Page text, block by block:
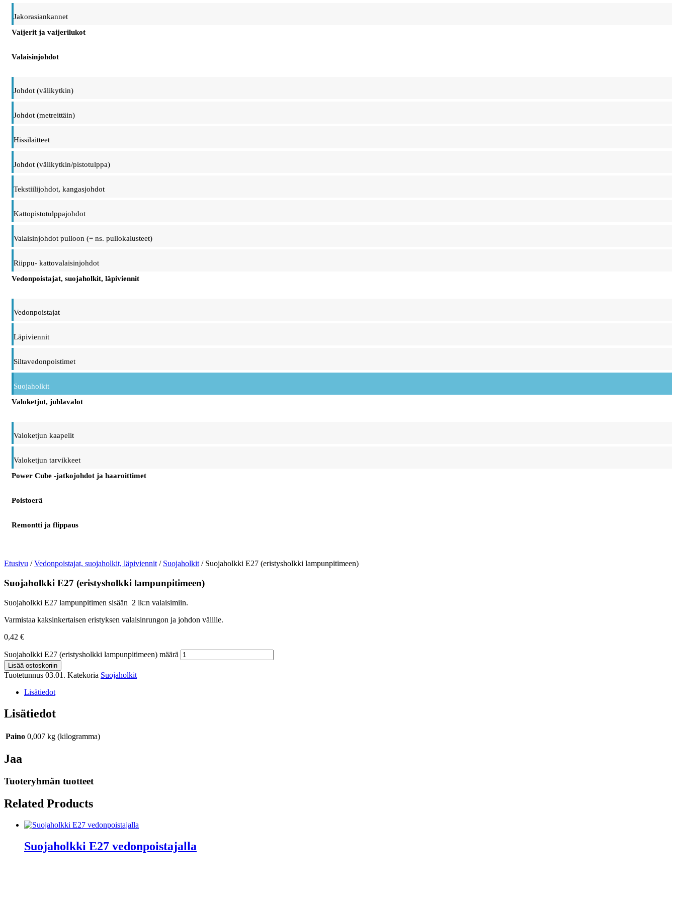
Jakorasiankannet
Vaijerit ja vaijerilukot
Valaisinjohdot
Johdot (välikytkin)
Johdot (metreittäin)
Hissilaitteet
Johdot (välikytkin/pistotulppa)
Tekstiilijohdot, kangasjohdot
Kattopistotulppajohdot
Valaisinjohdot pulloon (= ns. pullokalusteet)
Riippu- kattovalaisinjohdot
Vedonpoistajat, suojaholkit, läpiviennit
Vedonpoistajat
Läpiviennit
Siltavedonpoistimet
Suojaholkit
Valoketjut, juhlavalot
Valoketjun kaapelit
Valoketjun tarvikkeet
Power Cube -jatkojohdot ja haaroittimet
Poistoerä
Remontti ja flippaus
Etusivu /Vedonpoistajat, suojaholkit, läpiviennit / Suojaholkit / Suojaholkki E27 (eristysholkki lampunpitimeen)
Suojaholkki E27 (eristysholkki lampunpitimeen)
Suojaholkki E27 lampunpitimen sisään 2 lk:n valaisimiin.
Varmistaa kaksinkertaisen eristyksen valaisinrungon ja johdon välille.
0,42 €
Suojaholkki E27 (eristysholkki lampunpitimeen) määrä
Lisää ostoskoriin
Tuotetunnus 03.01. Katekoria Suojaholkit
Lisätiedot
Lisätiedot
Paino 0,007 kg (kilogramma)
Jaa
Tuoteryhmän tuotteet
Related Products
Suojaholkki E27 vedonpoistajalla